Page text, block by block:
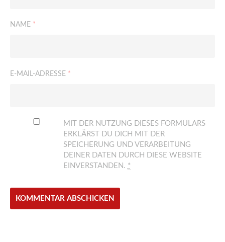
NAME *
E-MAIL-ADRESSE *
MIT DER NUTZUNG DIESES FORMULARS
ERKLÄRST DU DICH MIT DER
SPEICHERUNG UND VERARBEITUNG
DEINER DATEN DURCH DIESE WEBSITE
EINVERSTANDEN. *